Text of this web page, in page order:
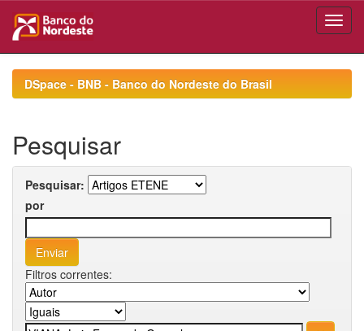
navigationDSpace - BNB - Banco do Nordeste do Brasil
Pesquisar
Pesquisar:
por
Filtros correntes: